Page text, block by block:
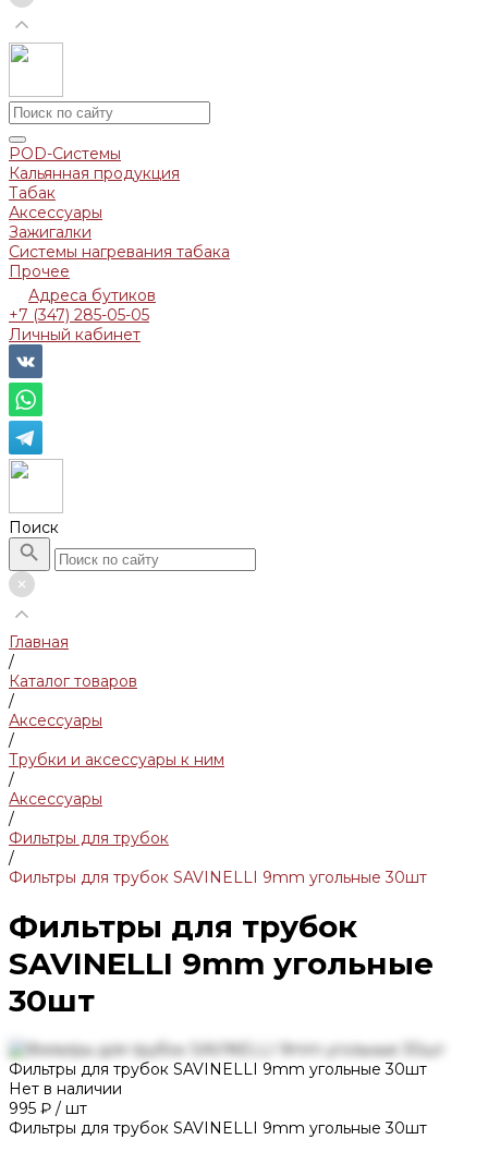
POD-Системы
Кальянная продукция
Табак
Аксессуары
Зажигалки
Системы нагревания табака
Прочее
Адреса бутиков
+7 (347) 285-05-05
Личный кабинет
Поиск
Главная
/
Каталог товаров
/
Аксессуары
/
Трубки и аксессуары к ним
/
Аксессуары
/
Фильтры для трубок
/
Фильтры для трубок SAVINELLI 9mm угольные 30шт
Фильтры для трубок
SAVINELLI 9mm угольные
30шт
Фильтры для трубок SAVINELLI 9mm угольные 30шт
Нет в наличии
995 ₽ / шт
Фильтры для трубок SAVINELLI 9mm угольные 30шт